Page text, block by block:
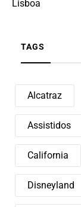
Lisboa
TAGS
Alcatraz
Assistidos
California
Disneyland